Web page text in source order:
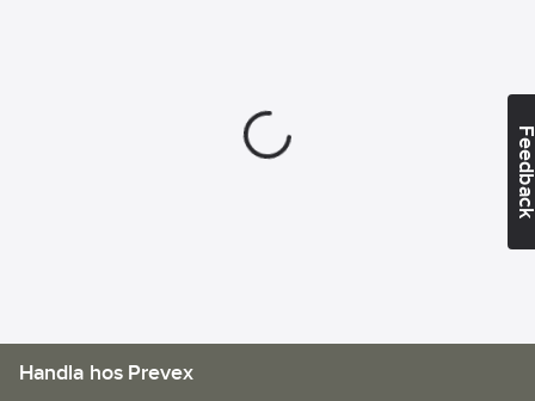
Handla hos Prevex